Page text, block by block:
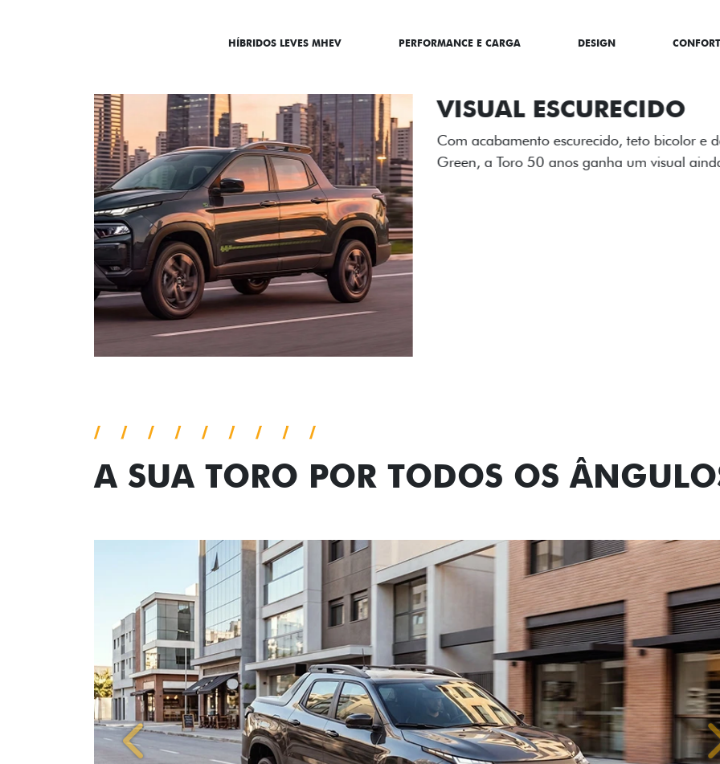
HÍBRIDOS LEVES MHEV PERFORMANCE E CARGA DESIGN
ADESIVOS
Os adesivos aplicados no
única dessa edição para lá
A SUA TORO POR TODOS OS
Anterior